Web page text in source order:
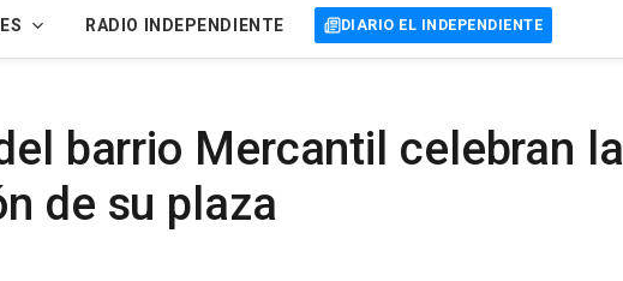
RADIO INDEPENDIENTE DIARIO EL INDEPENDIENTE
barrio Mercantil celebran la
de su plaza